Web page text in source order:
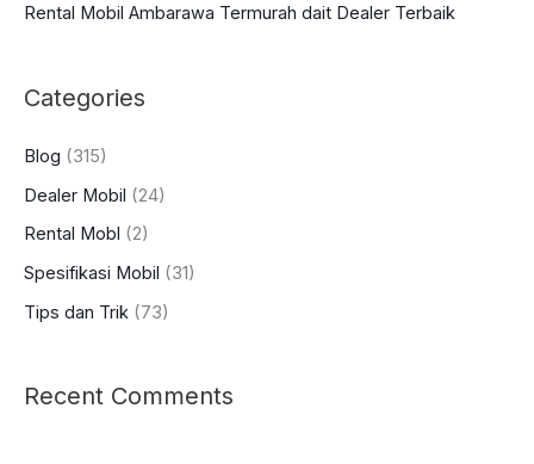
Rental Mobil Ambarawa Termurah dait Dealer Terbaik
Categories
Blog (315)
Dealer Mobil (24)
Rental Mobl (2)
Spesifikasi Mobil (31)
Tips dan Trik (73)
Recent Comments